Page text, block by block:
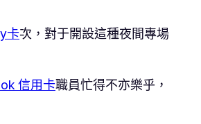
卡次，對于開設這種夜間專場
信用卡職員忙得不亦樂乎，